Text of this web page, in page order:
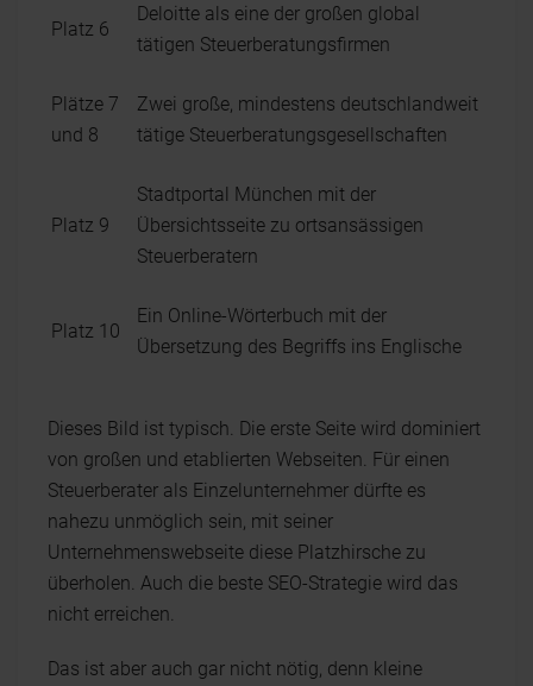
Platz 6
Deloitte als eine der großen global
tätigen Steuerberatungsfirmen
Plätze 7
und 8
Zwei große, mindestens deutschlandweit
tätige Steuerberatungsgesellschaften
Platz 9
Stadtportal München mit der
Übersichtsseite zu ortsansässigen
Steuerberatern
Platz 10
Ein Online-Wörterbuch mit der
Übersetzung des Begriffs ins Englische
Dieses Bild ist typisch. Die erste Seite wird dominiert
von großen und etablierten Webseiten. Für einen
Steuerberater als Einzelunternehmer dürfte es
nahezu unmöglich sein, mit seiner
Unternehmenswebseite diese Platzhirsche zu
überholen. Auch die beste SEO-Strategie wird das
nicht erreichen.
Das ist aber auch gar nicht nötig, denn kleine